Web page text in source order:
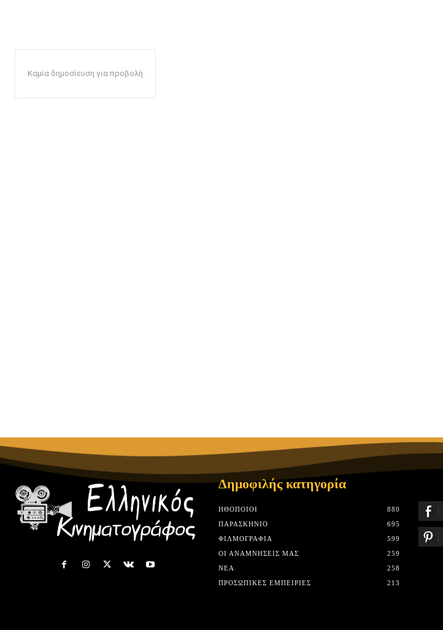
Καμία δημοσίευση για προβολή
Δημοφιλής κατηγορία
HΘΟΠΟΙΟΊ
880
ΠΑΡΑΣΚΉΝΙΟ
695
ΦΙΛΜΟΓΡΑΦΊΑ
599
ΟΙ ΑΝΑΜΝΉΣΕΙΣ ΜΑΣ
259
ΝΈΑ
258
ΠΡΟΣΩΠΙΚΈΣ ΕΜΠΕΙΡΊΕΣ
213